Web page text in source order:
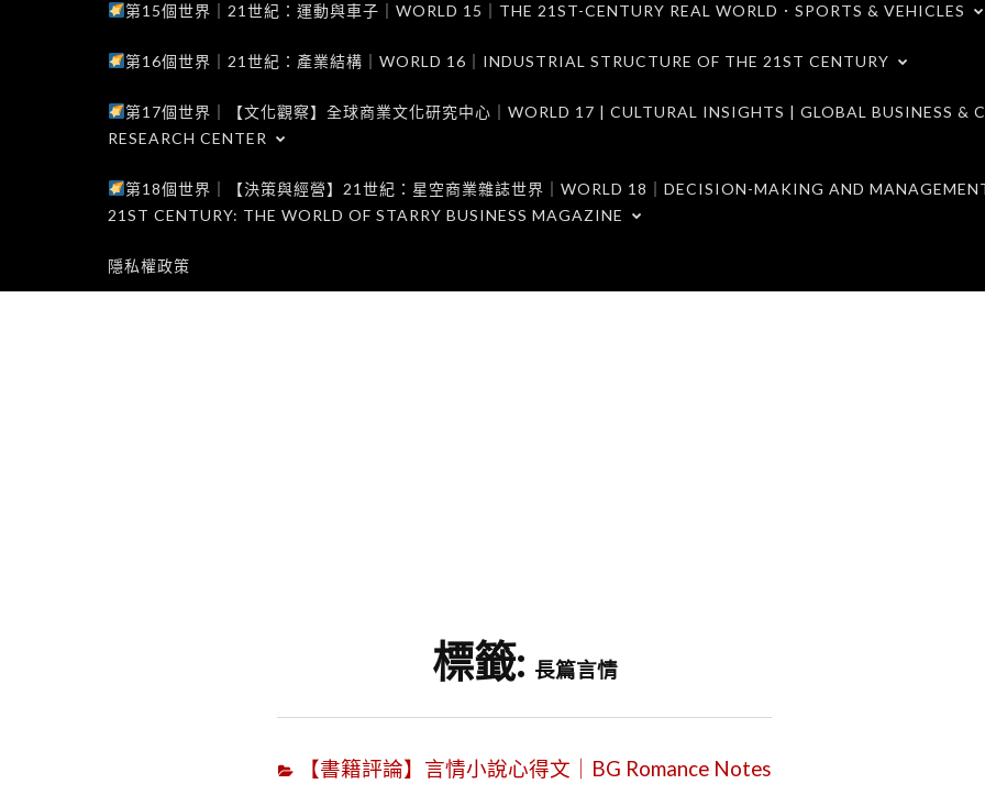
第15個世界｜21世紀：運動與車子｜WORLD 15｜THE 21ST-CENTURY REAL WORLD．SPORTS & VEHICLES
第16個世界｜21世紀：產業結構｜WORLD 16｜INDUSTRIAL STRUCTURE OF THE 21ST CENTURY
第17個世界｜【文化觀察】全球商業文化研究中心｜WORLD 17 | CULTURAL INSIGHTS | GLOBAL BUSINESS &
RESEARCH CENTER
第18個世界｜【決策與經營】21世紀：星空商業雜誌世界｜WORLD 18｜DECISION-MAKING AND
21ST CENTURY: THE WORLD OF STARRY BUSINESS MAGAZINE
隱私權政策
標籤: 長篇言情
【書籍評論】言情小說心得文｜BG Romance Notes